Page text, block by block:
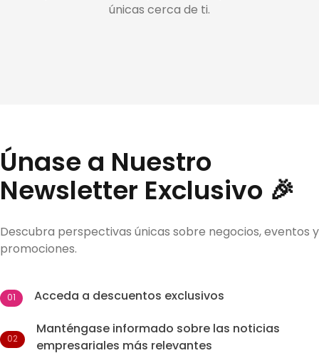
únicas cerca de ti.
Únase a Nuestro
Newsletter Exclusivo 🎉
Descubra perspectivas únicas sobre negocios, eventos y
promociones.
01 Acceda a descuentos exclusivos
02
Manténgase informado sobre las noticias
empresariales más relevantes